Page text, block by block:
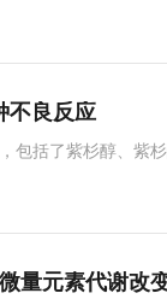
不良反应
包括了紫杉醇、紫
量元素代谢改